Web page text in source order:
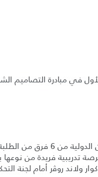
في مبادرة التصاميم
تألفت المبادرة التي
فريدة من نوعها
ولاند روﭬر أمام